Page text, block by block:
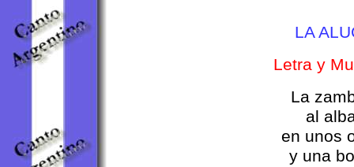
LA
Letra y
La
al
en unos
y una